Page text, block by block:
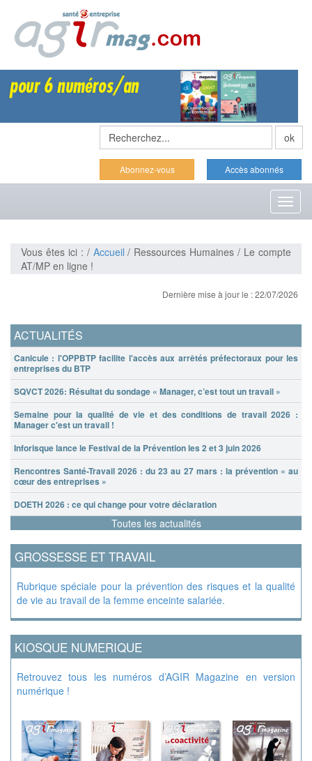
Abonnez-vous Accès abonnés
Vous êtes ici : / Accueil / Ressources Humaines / Le compte
AT/MP en ligne !
Dernière mise à jour le : 22/07/2026
ACTUALITÉS
Canicule : l'OPPBTP facilite l'accès aux arrêtés préfectoraux pour les
entreprises du BTP
SQVCT 2026: Résultat du sondage « Manager, c’est tout un travail »
Semaine pour la qualité de vie et des conditions de travail 2026 :
Manager c'est un travail !
Inforisque lance le Festival de la Prévention les 2 et 3 juin 2026
Rencontres Santé-Travail 2026 : du 23 au 27 mars : la prévention « au
cœur des entreprises »
DOETH 2026 : ce qui change pour votre déclaration
Toutes les actualités
GROSSESSE ET TRAVAIL
Rubrique spéciale pour la prévention des risques et la qualité
de vie au travail de la femme enceinte salariée.
KIOSQUE NUMERIQUE
Retrouvez tous les numéros d’AGIR Magazine en version
numérique !